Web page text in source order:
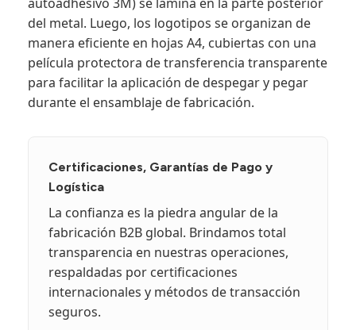
del metal. Luego, los logotipos se organizan de
manera eficiente en hojas A4, cubiertas con una
película protectora de transferencia transparente
para facilitar la aplicación de despegar y pegar
durante el ensamblaje de fabricación.
Certificaciones, Garantías de Pago y
Logística
La confianza es la piedra angular de la
fabricación B2B global. Brindamos total
transparencia en nuestras operaciones,
respaldadas por certificaciones
internacionales y métodos de transacción
seguros.